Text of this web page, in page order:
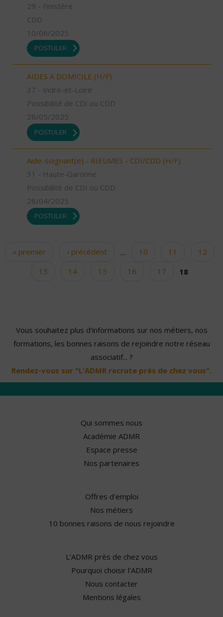
29 - Finistère
CDD
10/06/2025
POSTULER
AIDES A DOMICILE (H/F)
37 - Indre-et-Loire
Possibilité de CDI ou CDD
28/05/2025
POSTULER
Aide-soignant(e) - RIEUMES - CDI/CDD (H/F)
31 - Haute-Garonne
Possibilité de CDI ou CDD
28/04/2025
POSTULER
Pages
« premier ‹ précédent … 10 11
12
13
14 15 16 17 18
Vous souhaitez plus d'informations sur nos métiers, nos
formations, les bonnes raisons de rejoindre notre réseau
associatif... ?
Rendez-vous sur "L'ADMR recrute près de chez vous".
Qui sommes nous
Académie ADMR
Espace presse
Nos partenaires
Offres d'emploi
Nos métiers
10 bonnes raisons de nous rejoindre
L'ADMR près de chez vous
Pourquoi choisir l'ADMR
Nous contacter
Mentions légales